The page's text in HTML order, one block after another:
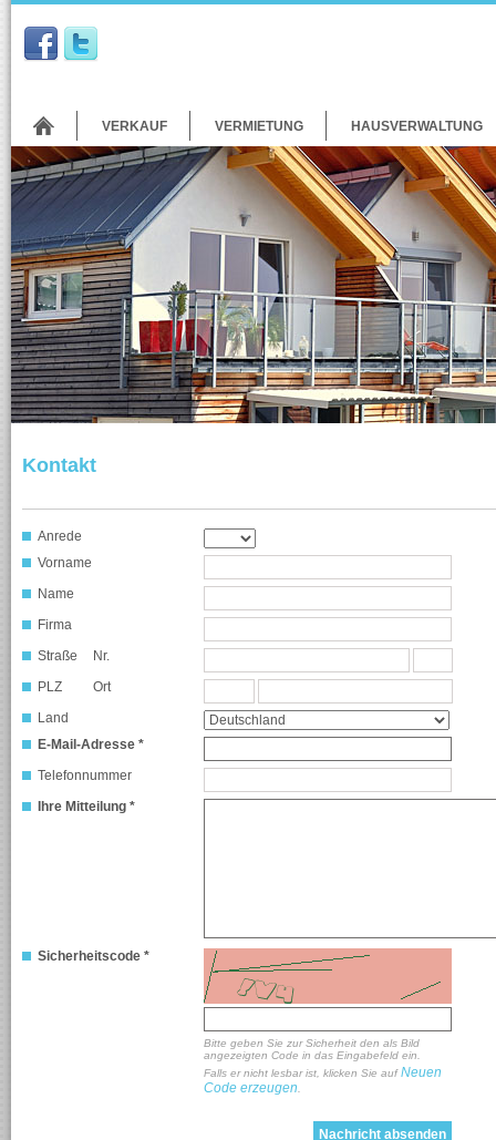
VERKAUF VERMIETUNG HAUSVERWALTUNG
Kontakt
Anrede
Vorname
Name
Firma
Straße
Nr.
PLZ
Ort
Land
E-Mail-Adresse *
Telefonnummer
Ihre Mitteilung *
Sicherheitscode *
Bitte geben Sie zur Sicherheit den als Bild
angezeigten Code in das Eingabefeld ein.
Falls er nicht lesbar ist, klicken Sie aufNeuen
Code erzeugen